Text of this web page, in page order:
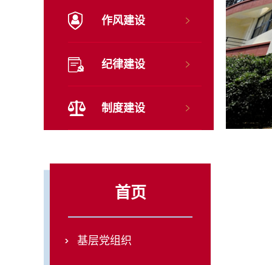
作风建设
纪律建设
制度建设
首页
基层党组织